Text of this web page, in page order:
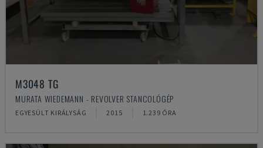
M3048 TG
MURATA WIEDEMANN - REVOLVER STANCOLÓGÉP
EGYESÜLT KIRÁLYSÁG 2015 1.239 ÓRA